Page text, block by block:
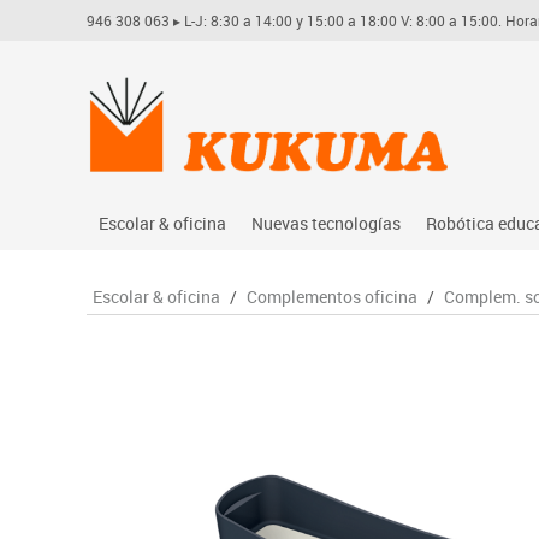
946 308 063 ▸ L-J: 8:30 a 14:00 y 15:00 a 18:00 V: 8:00 a 15:00.
Escolar & oficina
Archivo
Material escolar
Nuevas tecnologías
Audio
Videoproyección
Robótica
Arduino
Escolar & oficina / Complementos oficina / Complem.